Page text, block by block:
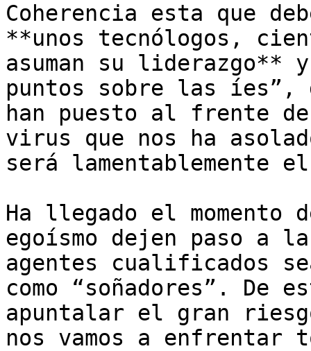
Coherencia esta que
**unos tecnólogos,
asuman su liderazgo**
puntos sobre las íes”,
han puesto al frente
virus que nos ha
será lamentablemente
Ha llegado el momento
egoísmo dejen paso a
agentes cualificados
como “soñadores”. De
apuntalar el gran
nos vamos a enfrentar